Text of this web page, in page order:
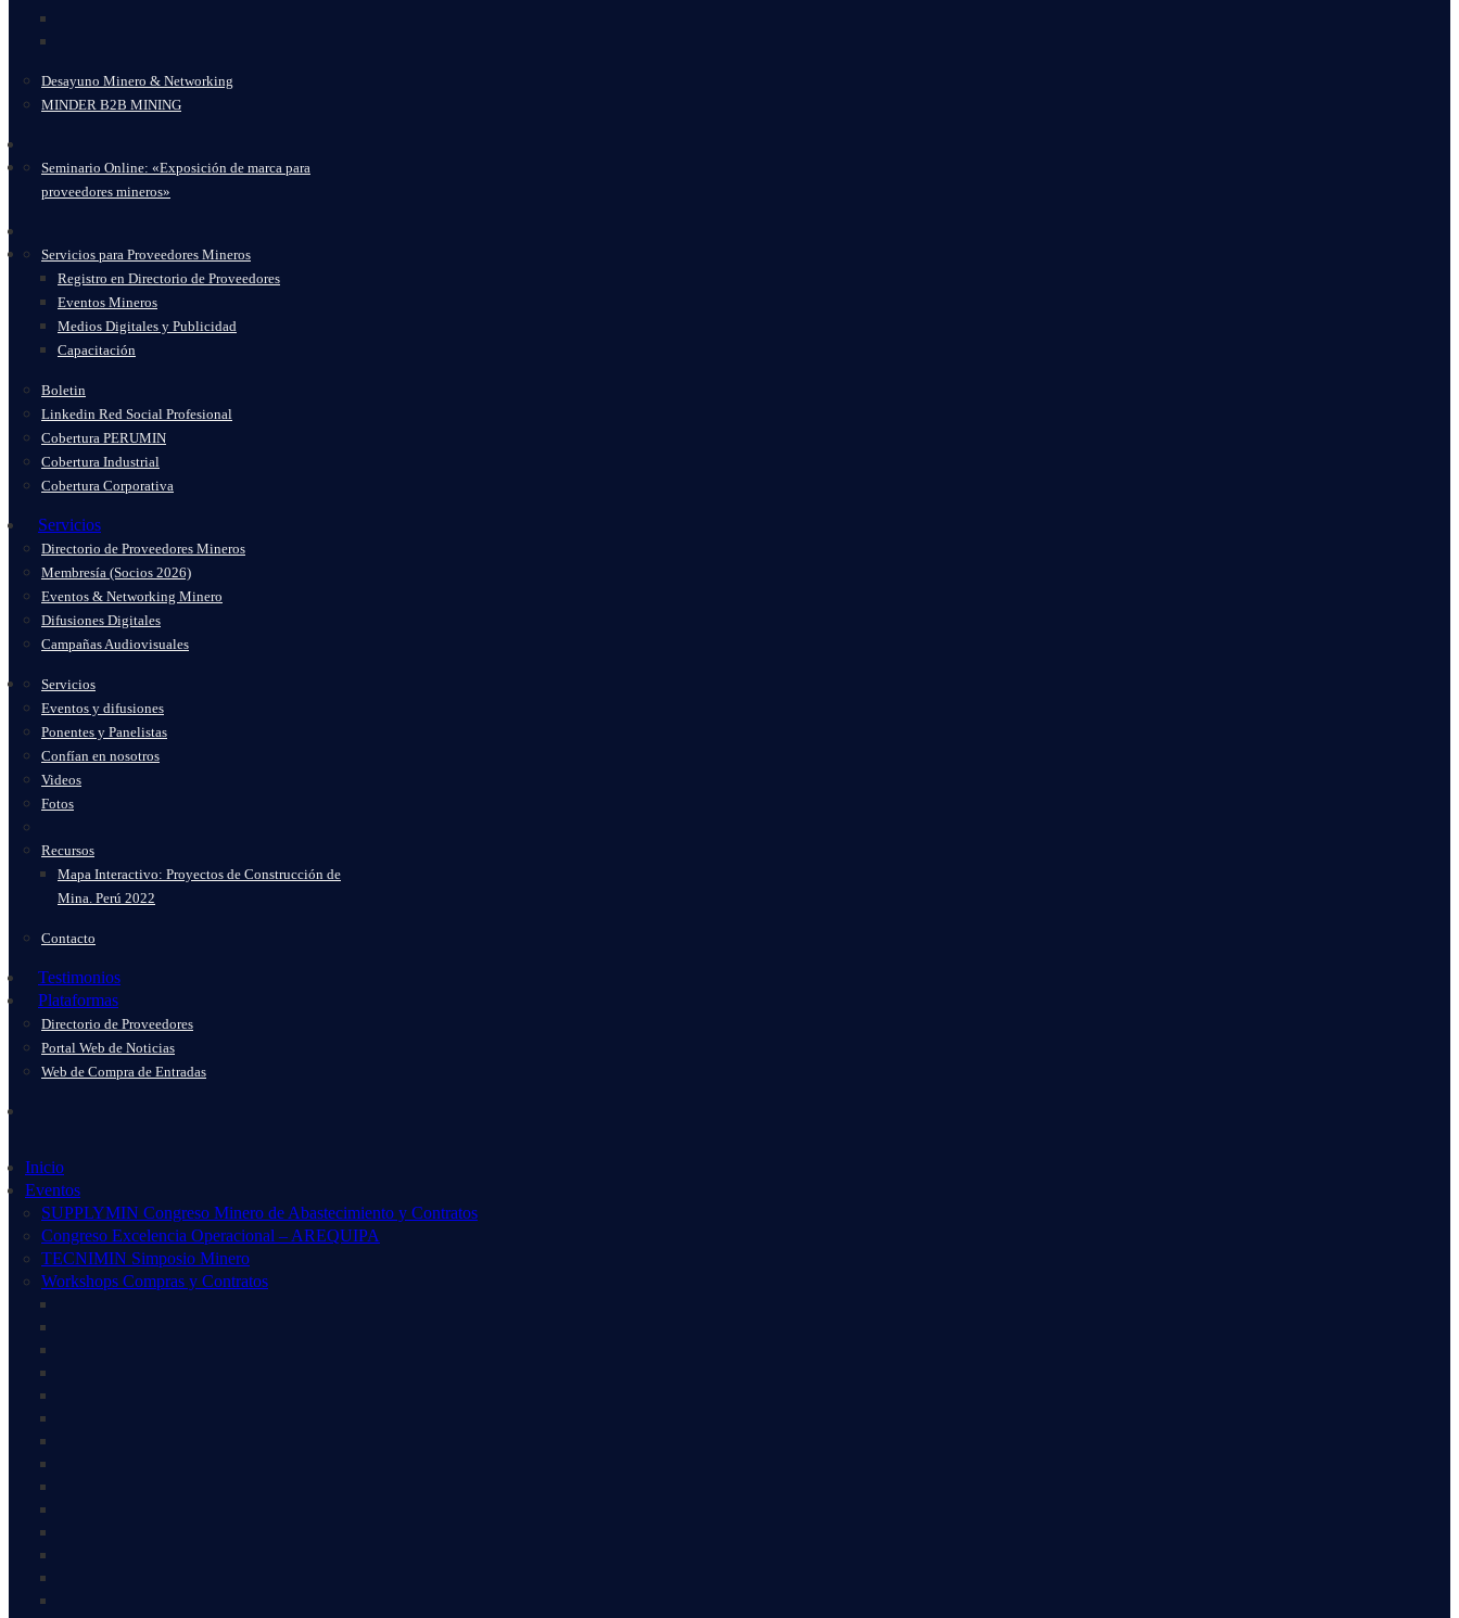
Desayuno Minero & Networking
MINDER B2B MINING
Seminario Online: «Exposición de marca para
proveedores mineros»
Servicios para Proveedores Mineros
Registro en Directorio de Proveedores
Eventos Mineros
Medios Digitales y Publicidad
Capacitación
Boletin
Linkedin Red Social Profesional
Cobertura PERUMIN
Cobertura Industrial
Cobertura Corporativa
Servicios
Directorio de Proveedores Mineros
Membresía (Socios 2026)
Eventos & Networking Minero
Difusiones Digitales
Campañas Audiovisuales
Servicios
Eventos y difusiones
Ponentes y Panelistas
Confían en nosotros
Videos
Fotos
Recursos
Mapa Interactivo: Proyectos de Construcción de
Mina. Perú 2022
Contacto
Testimonios
Plataformas
Directorio de Proveedores
Portal Web de Noticias
Web de Compra de Entradas
Inicio
Eventos
SUPPLYMIN Congreso Minero de Abastecimiento y Contratos
Congreso Excelencia Operacional – AREQUIPA
TECNIMIN Simposio Minero
Workshops Compras y Contratos